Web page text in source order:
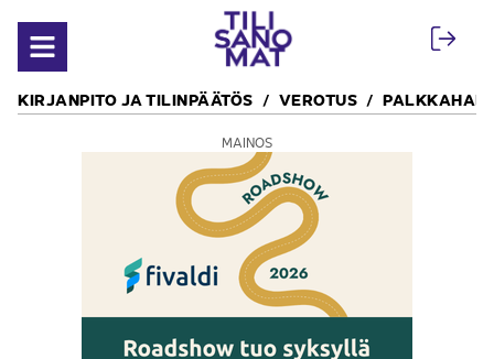
Avaa valikko
KIRJANPITO JA TILINPÄÄTÖS VEROTUS
MAINOS